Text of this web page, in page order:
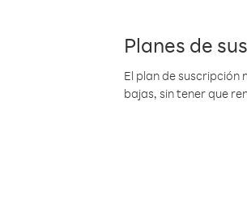
Planes de
El plan de
bajas, sin tener que